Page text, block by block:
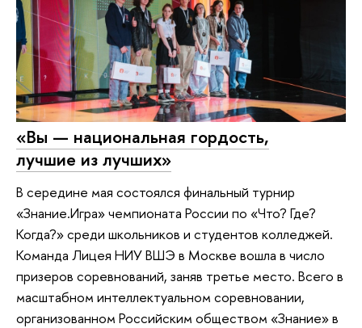
«Вы — национальная гордость,
лучшие из лучших»
В середине мая состоялся финальный турнир
«Знание.Игра» чемпионата России по «Что? Где?
Когда?» среди школьников и студентов колледжей.
Команда Лицея НИУ ВШЭ в Москве вошла в число
призеров соревнований, заняв третье место. Всего в
масштабном интеллектуальном соревновании,
организованном Российским обществом «Знание» в